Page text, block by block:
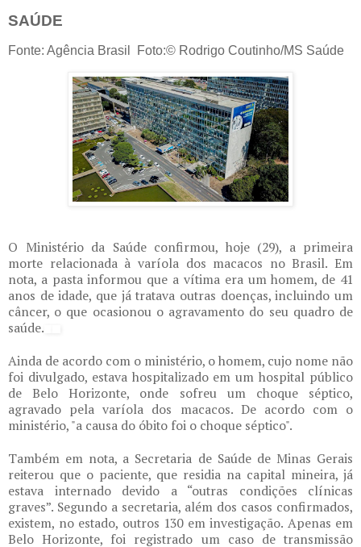
SAÚDE
Fonte: Agência Brasil Foto:© Rodrigo Coutinho/MS Saúde
O Ministério da Saúde confirmou, hoje (29), a primeira
morte relacionada à varíola dos macacos no Brasil. Em
nota, a pasta informou que a vítima era um homem, de 41
anos de idade, que já tratava outras doenças, incluindo um
câncer, o que ocasionou o agravamento do seu quadro de
saúde.
Ainda de acordo com o ministério, o homem, cujo nome não
foi divulgado, estava hospitalizado em um hospital público
de Belo Horizonte, onde sofreu um choque séptico,
agravado pela varíola dos macacos. De acordo com o
ministério, "a causa do óbito foi o choque séptico".
Também em nota, a Secretaria de Saúde de Minas Gerais
reiterou que o paciente, que residia na capital mineira, já
estava internado devido a “outras condições clínicas
graves”. Segundo a secretaria, além dos casos confirmados,
existem, no estado, outros 130 em investigação. Apenas em
Belo Horizonte, foi registrado um caso de transmissão